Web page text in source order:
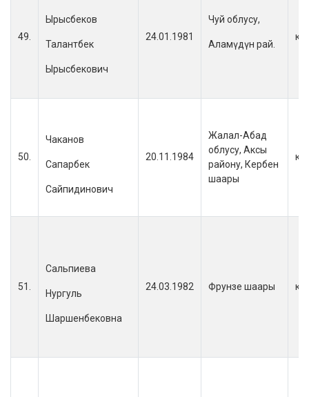
49.
Ырысбеков
Талантбек
Ырысбекович
24.01.1981
Чуй облусу,
Аламүдүн рай.
50.
Чаканов
Сапарбек
Сайпидинович
20.11.1984
Жалал-Абад
облусу, Аксы
району, Кербен
шаары
51.
Сальпиева
Нургуль
Шаршенбековна
24.03.1982 Фрунзе шаары